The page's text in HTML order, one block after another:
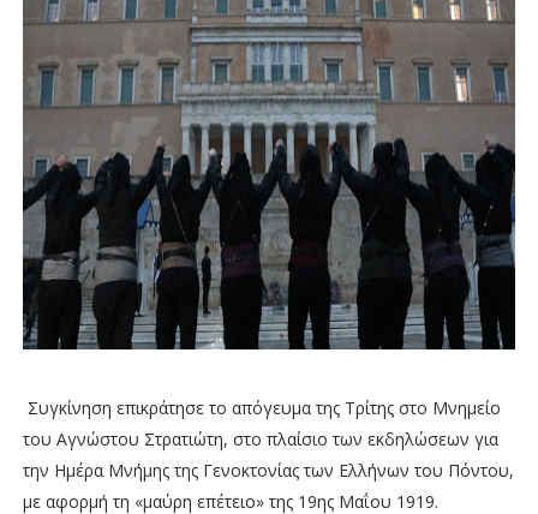
Συγκίνηση επικράτησε το απόγευμα της Τρίτης στο Μνημείο
του Αγνώστου Στρατιώτη, στο πλαίσιο των εκδηλώσεων για
την Ημέρα Μνήμης της Γενοκτονίας των Ελλήνων του Πόντου,
με αφορμή τη «μαύρη επέτειο» της 19ης Μαΐου 1919.